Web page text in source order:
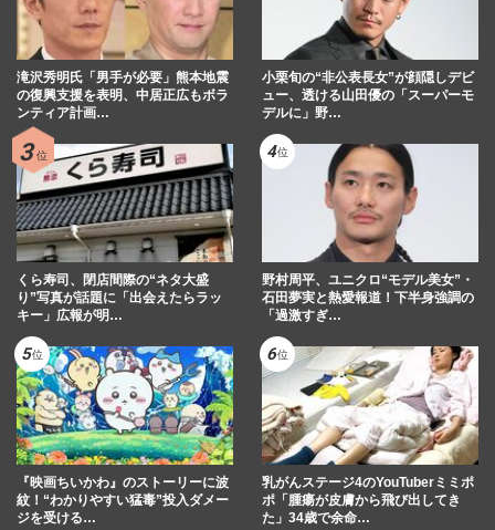
滝沢秀明氏「男手が必要」熊本地震
の復興支援を表明、中居正広もボラ
ンティア計画…
小栗旬の“非公表長女”が顔隠しデビ
ュー、透ける山田優の「スーパーモ
デルに」野…
くら寿司、閉店間際の“ネタ大盛
り”写真が話題に「出会えたらラッ
キー」広報が明…
野村周平、ユニクロ“モデル美女”・
石田夢実と熱愛報道！下半身強調の
「過激すぎ…
『映画ちいかわ』のストーリーに波
紋！“わかりやすい猛毒”投入ダメー
ジを受ける…
乳がんステージ4のYouTuberミミポ
ポ「腫瘍が皮膚から飛び出してき
た」34歳で余命…